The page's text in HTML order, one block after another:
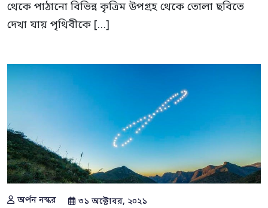
থেকে পাঠানো বিভিন্ন কৃত্রিম উপগ্রহ থেকে তোলা ছবিতে
দেখা যায় পৃথিবীকে […]
অর্পন নস্কর ৩১ অক্টোবর, ২০২১